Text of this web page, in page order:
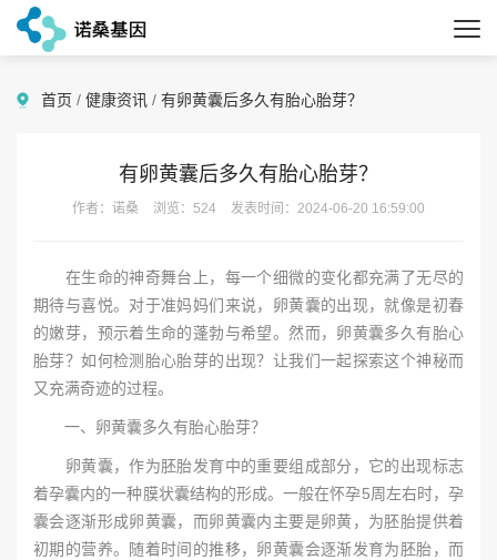
首页 / 健康资讯 / 有卵黄囊后多久有胎心胎芽？
有卵黄囊后多久有胎心胎芽？
作者：诺桑 浏览：524 发表时间：2024-06-20 16:59:00
在生命的神奇舞台上，每一个细微的变化都充满了无尽的
期待与喜悦。对于准妈妈们来说，卵黄囊的出现，就像是初春
的嫩芽，预示着生命的蓬勃与希望。然而，卵黄囊多久有胎心
胎芽？如何检测胎心胎芽的出现？让我们一起探索这个神秘而
又充满奇迹的过程。
一、卵黄囊多久有胎心胎芽？
卵黄囊，作为胚胎发育中的重要组成部分，它的出现标志
着孕囊内的一种膜状囊结构的形成。一般在怀孕5周左右时，孕
囊会逐渐形成卵黄囊，而卵黄囊内主要是卵黄，为胚胎提供着
初期的营养。随着时间的推移，卵黄囊会逐渐发育为胚胎，而